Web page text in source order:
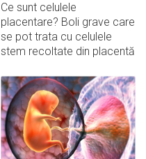
Ce sunt celulele
placentare? Boli grave care
se pot trata cu celulele
stem recoltate din placentă